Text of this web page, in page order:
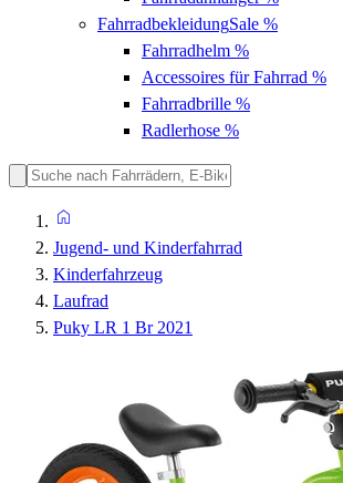
FahrradbekleidungSale %
Fahrradhelm %
Accessoires für Fahrrad %
Fahrradbrille %
Radlerhose %
Jugend- und Kinderfahrrad
Kinderfahrzeug
Laufrad
Puky LR 1 Br 2021